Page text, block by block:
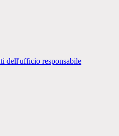
dell'ufficio responsabile